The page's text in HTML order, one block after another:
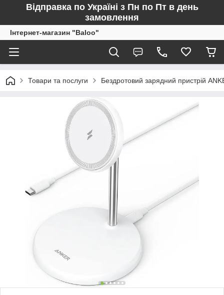
Відправка по Україні з Пн по Пт в день
замовлення
Інтернет-магазин "Baloo"
Товари та послуги Бездротовий зарядний пристрій